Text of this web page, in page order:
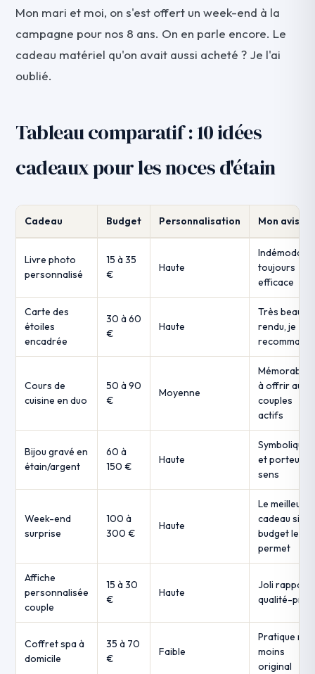
Mon mari et moi, on s'est offert un week-end à la
campagne pour nos 8 ans. On en parle encore. Le
cadeau matériel qu'on avait aussi acheté ? Je l'ai
oublié.
Tableau comparatif : 10 idées
cadeaux pour les noces d'étain
Cadeau Budget Personnalisation Mon avis
Livre photo
personnalisé
15 à 35
€
Haute
toujours
efficace
Carte des
étoiles
encadrée
30 à 60
€
Haute
Très beau
rendu, je
Cours de
cuisine en duo
50 à 90
€
Moyenne
Mémorable,
à offrir aux
couples
actifs
Bijou gravé en
étain/argent
60 à
150 €
Haute
Symbolique
et porteur
sens
Week-end
surprise
100 à
300 €
Haute
Le meilleur
cadeau si le
budget le
permet
Affiche
personnalisée
couple
15 à 30
€
Haute
Joli rapport
qualité-prix
Coffret spa à
domicile
35 à 70
€
Faible
Pratique
moins
original